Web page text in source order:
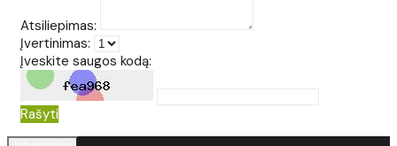
Atsiliepimas:
Įvertinimas:
Įveskite saugos kodą:
Rašyti